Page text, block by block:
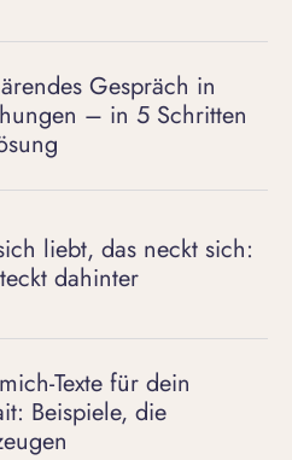
Gespräch in
– in 5 Schritten
liebt, das neckt sich:
dahinter
Texte für dein
Beispiele, die